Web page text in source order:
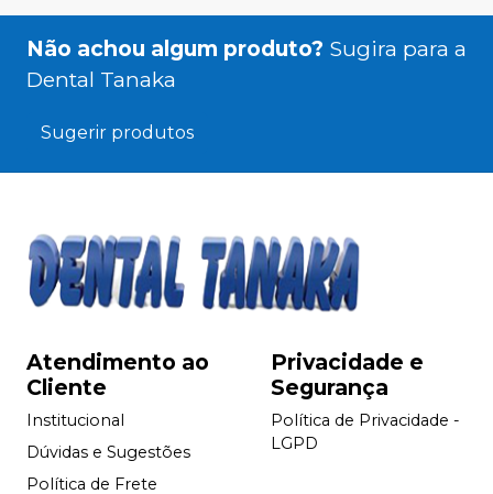
Não achou algum produto? Sugira para a
Dental Tanaka
Sugerir produtos
Atendimento ao
Cliente
Institucional
Dúvidas e Sugestões
Política de Frete
Privacidade e
Segurança
Política de Privacidade -
LGPD